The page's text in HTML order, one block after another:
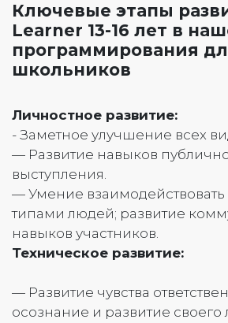
Ключевые этапы
Learner 13-16 лет в
программирования
школьников
Личностное развитие:
- Заметное улучшение всех
— Развитие навыков
выступления.
— Умение
типами людей; развитие
навыков участников.
Техническое развитие:
— Развитие чувства
осознание и развитие своего